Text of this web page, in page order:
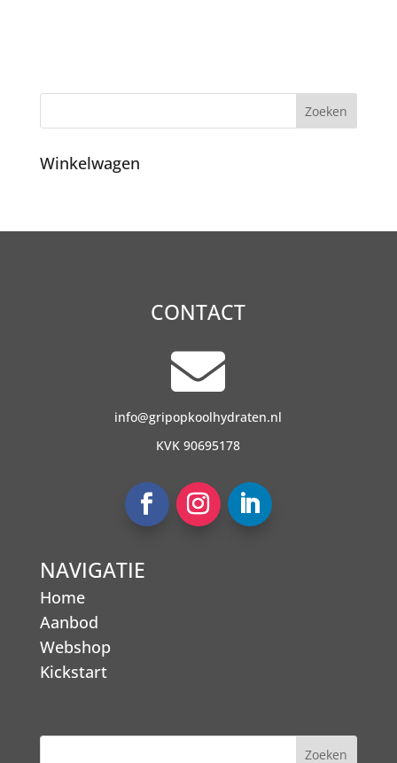
Winkelwagen
CONTACT

info@gripopkoolhydraten.nl
KVK 90695178
NAVIGATIE
Home
Aanbod
Webshop
Kickstart